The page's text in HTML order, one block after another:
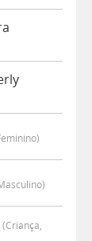
(criança,